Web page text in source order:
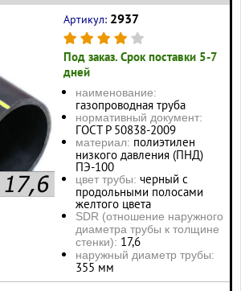
Артикул: 2937
Под заказ. Срок поставки 5-7
дней
наименование:
газопроводная труба
нормативный документ:
ГОСТ Р 50838-2009
материал: полиэтилен
низкого давления (ПНД)
ПЭ-100
цвет трубы: черный с
продольными полосами
желтого цвета
SDR (отношение наружного
диаметра трубы к толщине
стенки): 17,6
наружный диаметр трубы:
355 мм